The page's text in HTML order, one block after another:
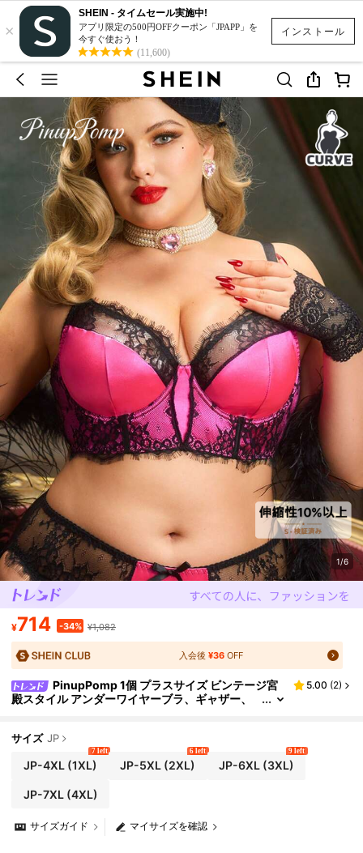
インストール
×
SHEIN - タイムセール実施中!
アプリ限定の500円OFFクーポン「JPAPP」を
今すぐ使おう！
(11,600)
1/6
¥714 -34% ¥1,082
入会後¥36 OFF
PinupPomp 1個 プラスサイズ ビンテージ宮
殿スタイル アンダーワイヤーブラ、ギャザー、
5.00 (2)
サイズ JP
JP-4XL(1XL)
7 left
JP-5XL (2XL)
6 left
JP-6XL(3XL)
9 left
JP-7XL(4XL)
マイサイズを確認
サイズガイド